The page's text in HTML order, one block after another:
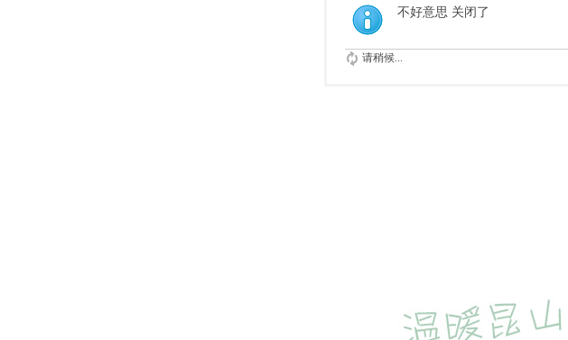
不好意思 关闭了
请稍候...